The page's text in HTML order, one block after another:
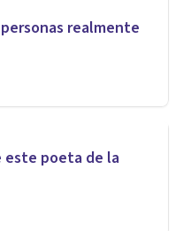
realmente
este poeta de la